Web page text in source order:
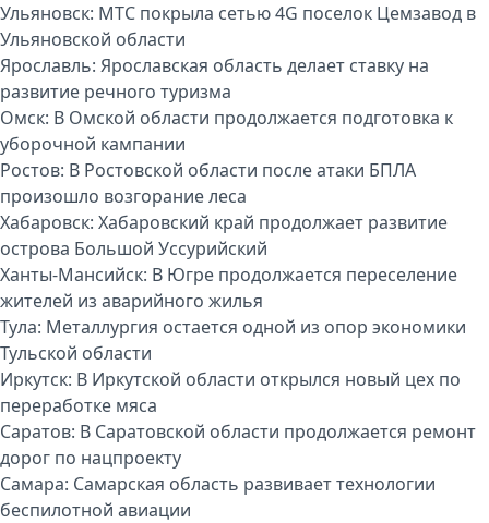
Ульяновск: МТС покрыла сетью 4G поселок Цемзавод в
Ульяновской области
Ярославль: Ярославская область делает ставку на
развитие речного туризма
Омск: В Омской области продолжается подготовка к
уборочной кампании
Ростов: В Ростовской области после атаки БПЛА
произошло возгорание леса
Хабаровск: Хабаровский край продолжает развитие
острова Большой Уссурийский
Ханты-Мансийск: В Югре продолжается переселение
жителей из аварийного жилья
Тула: Металлургия остается одной из опор экономики
Тульской области
Иркутск: В Иркутской области открылся новый цех по
переработке мяса
Саратов: В Саратовской области продолжается ремонт
дорог по нацпроекту
Самара: Самарская область развивает технологии
беспилотной авиации